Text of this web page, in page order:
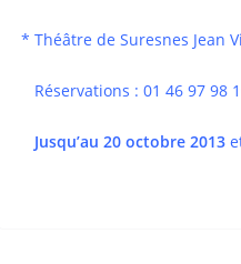
* Théâtre de Suresnes Jean
Réservations : 01 46 97 98
Jusqu’au 20 octobre 2013